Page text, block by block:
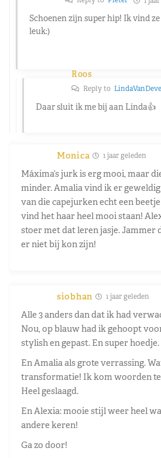
Schoenen zijn super hip! Ik vind
leuk:)
Roos
Reply to
Daar sluit ik me bij aan Linda👍
Monica 1 jaar geleden
Máxima’s jurk is erg mooi, maar
minder. Amalia vind ik er
van die capejurken echt een
vind het haar heel mooi staan!
stoer met dat leren jasje. Jammer
er niet bij kon zijn!
siobhan 1 jaar geleden
Alle 3 anders dan dat ik had
Nou, op blauw had ik gehoopt
stylish en gepast. En super
En Amalia als grote verrassing.
transformatie! Ik kom woorden
Heel geslaagd.
En Alexia: mooie stijl weer heel
andere keren!
Ga zo door!